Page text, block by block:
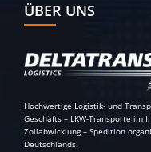
ÜBER UNS
Hochwertige Logistik- und
Geschäfts – LKW-Transporte im
Zollabwicklung – Spedition
Deutschlands.